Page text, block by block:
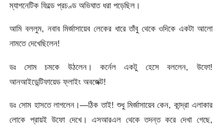
ম্যাগনেটিক ফিল্ডে প্রচণ্ড অভিঘাত ধরা পড়েছিল।
আমি বললুম, নবাব মির্জাসায়েব লেকের ধারে তাঁবু থেকে ওদিকে একটা আলো
নামতে দেখেছিলেন!
ডঃ সোম চমকে উঠলেন। কর্নেল একটু হেসে বললেন, উফো!
আনআইডেন্টিফায়েড ফ্লাইং অবজেক্ট!
ডঃ সোম হাসতে লাগলেন।—ঠিক তাই! শুধু মির্জাসায়েব কেন, কান্দ্রা এলাকার
লোকে প্রায়ই উফো দেখে। এসআরএল থেকে তদন্ত করে দেখা গেছে,